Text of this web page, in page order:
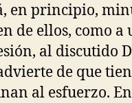
en principio,
de ellos, como a
al discutido
de que
al esfuerzo.